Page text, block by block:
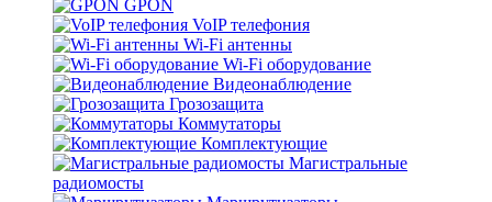
GPON
VoIP телефония
Wi-Fi антенны
Wi-Fi оборудование
Видеонаблюдение
Грозозащита
Коммутаторы
Комплектующие
Магистральные
радиомосты